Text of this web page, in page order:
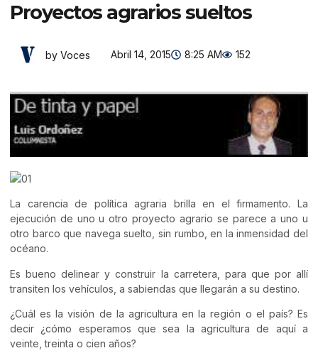
Proyectos agrarios sueltos
by Voces Abril 14, 2015 8:25 AM 152
La carencia de política agraria brilla en el firmamento. La
ejecución de uno u otro proyecto agrario se parece a uno u
otro barco que navega suelto, sin rumbo, en la inmensidad del
océano.
Es bueno delinear y construir la carretera, para que por allí
transiten los vehículos, a sabiendas que llegarán a su destino.
¿Cuál es la visión de la agricultura en la región o el país? Es
decir ¿cómo esperamos que sea la agricultura de aquí a
veinte, treinta o cien años?